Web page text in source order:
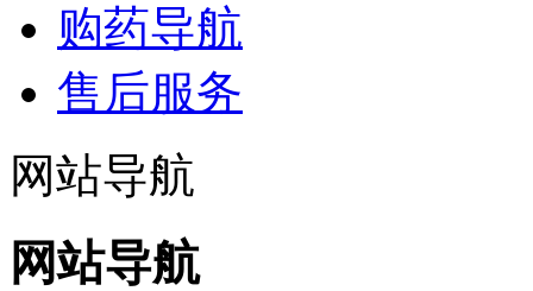
购药导航
售后服务
网站导航
网站导航